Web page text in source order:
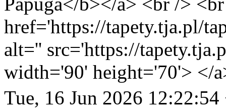
href='https://tapety.tja.pl/
alt='' src='https://
width='90' height='70'> </
Tue, 16 Jun 2026 12:22:54